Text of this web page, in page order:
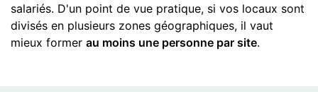
salariés. D'un point de vue pratique, si vos locaux sont
divisés en plusieurs zones géographiques, il vaut
mieux former au moins une personne par site.